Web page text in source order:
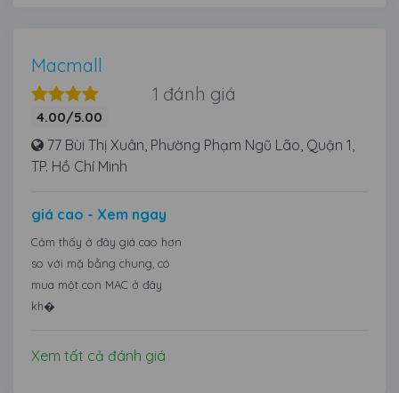
Macmall
4.00/5.00
1 đánh giá
77 Bùi Thị Xuân, Phường Phạm Ngũ Lão, Quận 1,
TP. Hồ Chí Minh
giá cao - Xem ngay
Cảm thấy ở đây giá cao hơn
so với mặ bằng chung, có
mua một con MAC ở đây
kh�
Xem tất cả đánh giá